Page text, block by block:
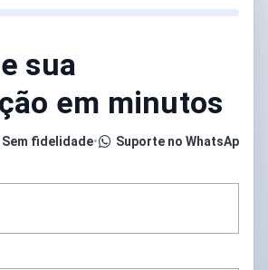
sua
em minutos
Sem fidelidade• Suporte no WhatsApp